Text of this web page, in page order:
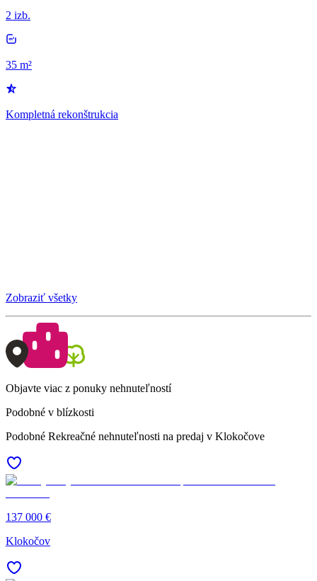
2 izb.
35 m²
Kompletná rekonštrukcia
Zobraziť všetky
Objavte viac z ponuky nehnuteľností
Podobné v blízkosti
Podobné Rekreačné nehnuteľnosti na predaj v Klokočove
137 000 €
Klokočov